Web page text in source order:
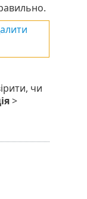
чи
>